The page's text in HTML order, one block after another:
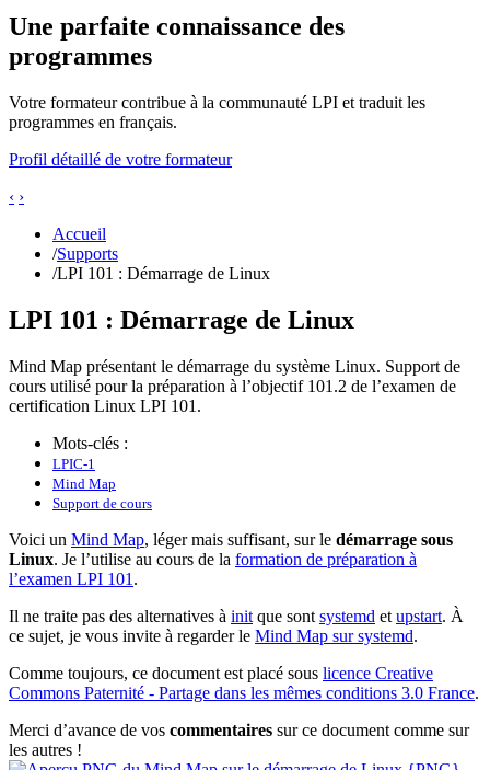
Une parfaite connaissance des
programmes
Votre formateur contribue à la communauté LPI et traduit les
programmes en français.
Profil détaillé de votre formateur
‹ ›
Accueil
/Supports
/LPI 101 : Démarrage de Linux
LPI 101 : Démarrage de Linux
Mind Map présentant le démarrage du système Linux. Support de
cours utilisé pour la préparation à l’objectif 101.2 de l’examen de
certification Linux LPI 101.
Mots-clés :
LPIC-1
Mind Map
Support de cours
Voici un Mind Map, léger mais suffisant, sur le démarrage sous
Linux. Je l’utilise au cours de la formation de préparation à
l’examen LPI 101 .
Il ne traite pas des alternatives à init que sont systemd et upstart. À
ce sujet, je vous invite à regarder le Mind Map sur systemd.
Comme toujours, ce document est placé sous licence Creative
Commons Paternité - Partage dans les mêmes conditions 3.0 France.
Merci d’avance de vos commentaires sur ce document comme sur
les autres !